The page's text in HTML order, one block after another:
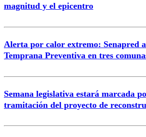
magnitud y el epicentro
Alerta por calor extremo: Senapred
Temprana Preventiva en tres
Semana legislativa estará marcada
tramitación del proyecto de